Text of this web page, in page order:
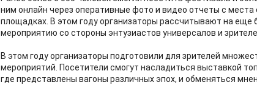
ним онлайн через оперативные фото и видео отчеты с
площадках. В этом году организаторы рассчитывают на еще
мероприятию со стороны энтузиастов универсалов и
В этом году организаторы подготовили для зрителей
мероприятий. Посетители смогут насладиться выставкой
где представлены вагоны различных эпох, и обменяться